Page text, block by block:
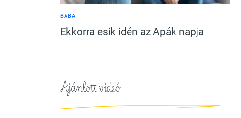
BABA
Ekkorra esik idén az Apák napja
Ajánlott videó